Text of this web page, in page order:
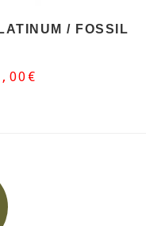
/ FOSSIL